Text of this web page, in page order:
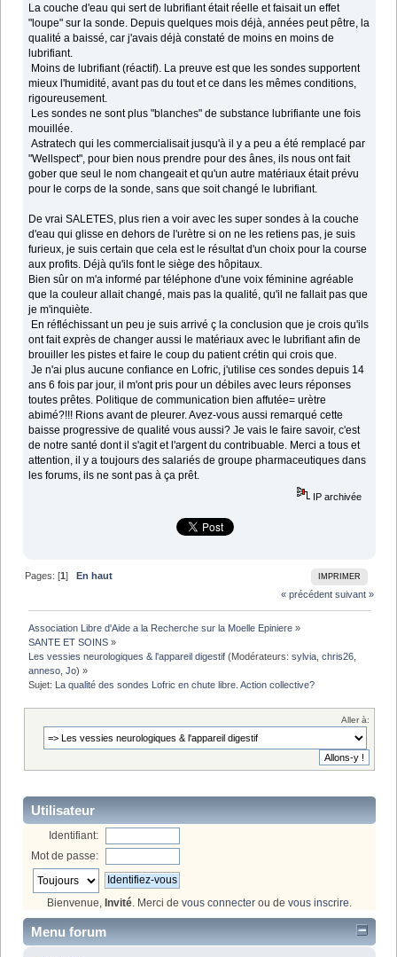
La couche d'eau qui sert de lubrifiant était réelle et faisait un effet
"loupe" sur la sonde. Depuis quelques mois déjà, années peut pêtre, la
qualité a baissé, car j'avais déjà constaté de moins en moins de
lubrifiant.
Moins de lubrifiant (réactif). La preuve est que les sondes supportent
mieux l'humidité, avant pas du tout et ce dans les mêmes conditions,
rigoureusement.
Les sondes ne sont plus "blanches" de substance lubrifiante une fois
mouillée.
Astratech qui les commercialisait jusqu'à il y a peu a été remplacé par
"Wellspect", pour bien nous prendre pour des ânes, ils nous ont fait
gober que seul le nom changeait et qu'un autre matériaux était prévu
pour le corps de la sonde, sans que soit changé le lubrifiant.
De vrai SALETES, plus rien a voir avec les super sondes à la couche
d'eau qui glisse en dehors de l'urètre si on ne les retiens pas, je suis
furieux, je suis certain que cela est le résultat d'un choix pour la course
aux profits. Déjà qu'ils font le siège des hôpitaux.
Bien sûr on m'a informé par téléphone d'une voix féminine agréable
que la couleur allait changé, mais pas la qualité, qu'il ne fallait pas que
je m'inquiète.
En réfléchissant un peu je suis arrivé ç la conclusion que je crois qu'ils
ont fait exprès de changer aussi le matériaux avec le lubrifiant afin de
brouiller les pistes et faire le coup du patient crétin qui crois que.
Je n'ai plus aucune confiance en Lofric, j'utilise ces sondes depuis 14
ans 6 fois par jour, il m'ont pris pour un débiles avec leurs réponses
toutes prêtes. Politique de communication bien affutée= urètre
abimé?!!! Rions avant de pleurer. Avez-vous aussi remarqué cette
baisse progressive de qualité vous aussi? Je vais le faire savoir, c'est
de notre santé dont il s'agit et l'argent du contribuable. Merci a tous et
attention, il y a toujours des salariés de groupe pharmaceutiques dans
les forums, ils ne sont pas à ça prêt.
IP archivée
IMPRIMER
Pages: [1]En haut
« précédent suivant »
Association Libre d'Aide a la Recherche sur la Moelle Epiniere »
SANTE ET SOINS »
Les vessies neurologiques & l'appareil digestif (Modérateurs:sylvia ,chris26
anneso ,Jo) »
Sujet: La qualité des sondes Lofric en chute libre. Action collective?
Aller à:
Utilisateur
Identifiant:
Mot de passe:
Bienvenue, Invité. Merci de vous connecter ou de vous inscrire.
Menu forum